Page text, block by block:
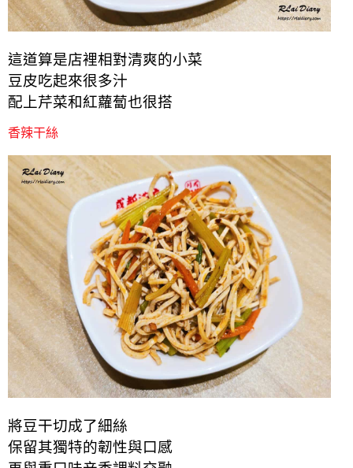
這道算是店裡相對清爽的小菜
豆皮吃起來很多汁
配上芹菜和紅蘿蔔也很搭
香辣干絲
將豆干切成了細絲
保留其獨特的韌性與口感